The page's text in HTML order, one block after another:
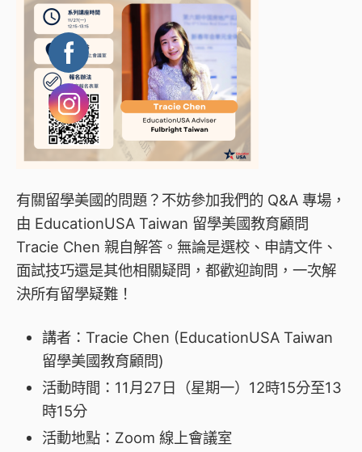
有關留學美國的問題？不妨參加我們的 Q&A 專場，
由 EducationUSA Taiwan 留學美國教育顧問
Tracie Chen 親自解答。無論是選校 、 申請文件 、
面試技巧還是其他相關疑問，都歡迎詢問，一次解
決所有留學疑難！
講者：Tracie Chen (EducationUSA Taiwan
留學美國教育顧問)
活動時間：11月27日（星期一）12時15分至13
時15分
活動地點：Zoom 線上會議室